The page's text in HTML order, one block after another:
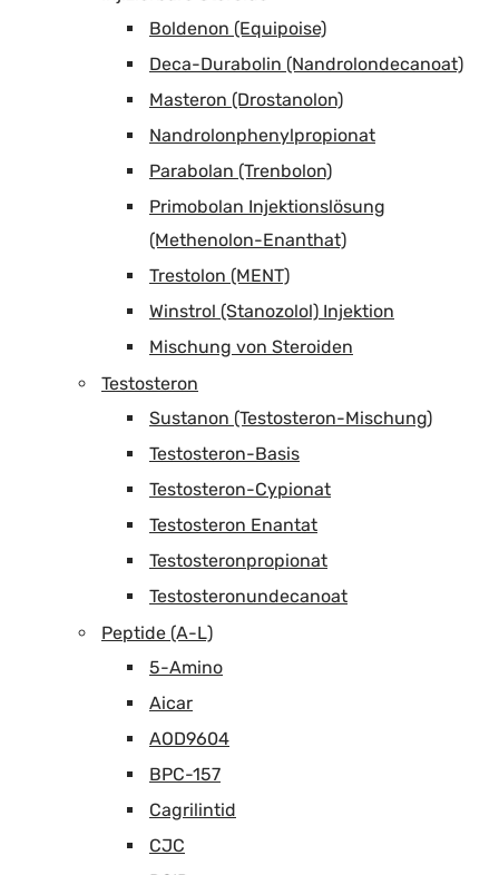
Boldenon (Equipoise)
Deca-Durabolin (Nandrolondecanoat)
Masteron (Drostanolon)
Nandrolonphenylpropionat
Parabolan (Trenbolon)
Primobolan Injektionslösung
(Methenolon-Enanthat)
Trestolon (MENT)
Winstrol (Stanozolol) Injektion
Mischung von Steroiden
Testosteron
Sustanon (Testosteron-Mischung)
Testosteron-Basis
Testosteron-Cypionat
Testosteron Enantat
Testosteronpropionat
Testosteronundecanoat
Peptide (A-L)
5-Amino
Aicar
AOD9604
BPC-157
Cagrilintid
CJC